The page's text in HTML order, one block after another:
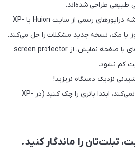
- به‌روزرسانی درایورها: همیشه درایورهای رسمی از سایت Huion یا XP-
برای مدل‌های با صفحه نمایش، از screen protector
کم نشود.
نزدیک دستگاه نریزید!
اگر قلم کار نمی‌کند، ابتدا باتری را چک کنید (در XP-
تبلت‌تان را ماندگار کنید.